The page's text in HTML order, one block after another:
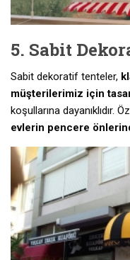
5. Sabit
Sabit dekoratif tenteler,
müşterilerimiz için
koşullarına dayanıklıdır.
evlerin pencere